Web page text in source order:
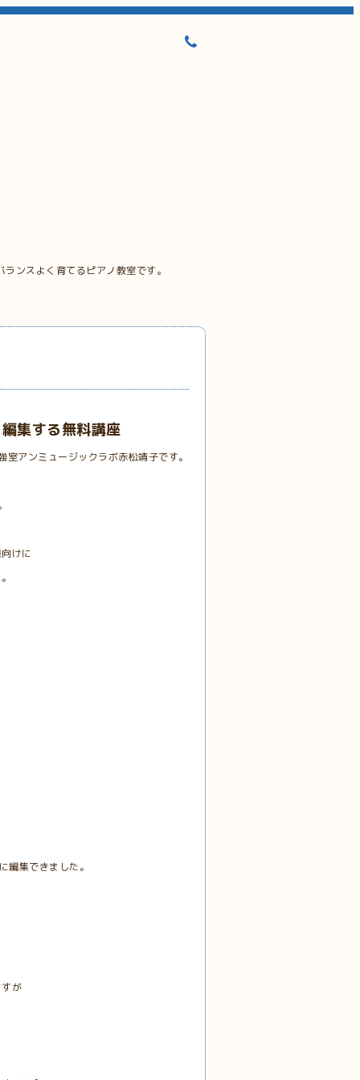
ンスよく育てるピアノ教室です。
集する無料講座
アンミュージックラボ赤松靖子です。
けに
集できました。
が